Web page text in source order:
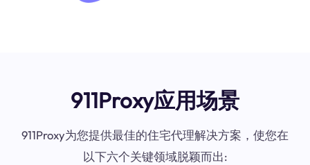
911Proxy应用场景
911Proxy为您提供最佳的住宅代理解决方案，使您在
以下六个关键领域脱颖而出: